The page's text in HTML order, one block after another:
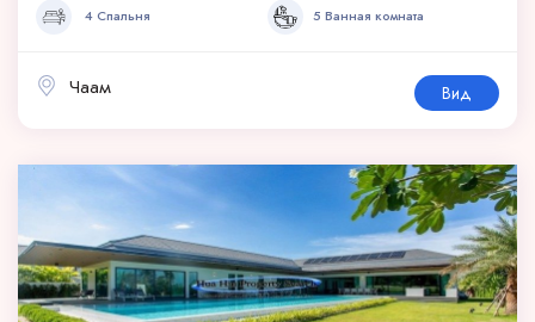
4 Спальня 5 Ванная комната
Чаам Вид